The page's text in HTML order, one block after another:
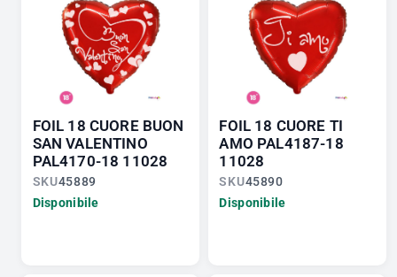
FOIL 18 CUORE BUON
SAN VALENTINO
PAL4170-18 11028
SKU45889
Disponibile
FOIL 18 CUORE TI
AMO PAL4187-18
11028
SKU45890
Disponibile